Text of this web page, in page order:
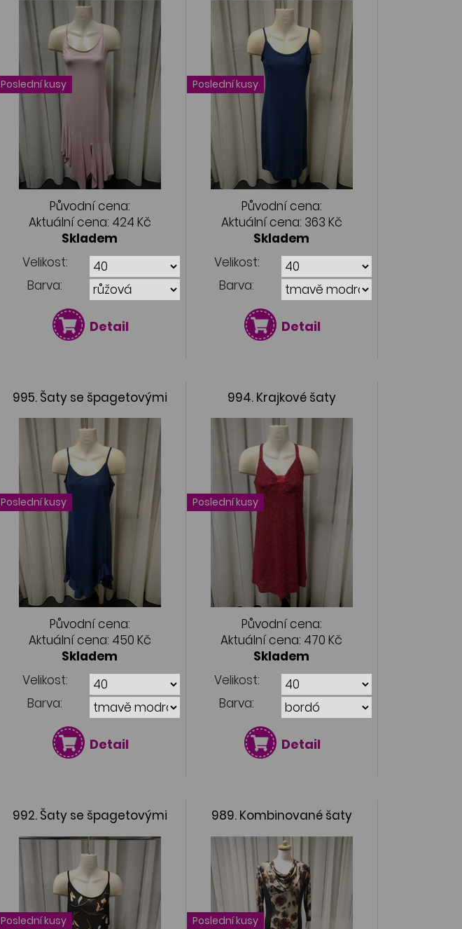
Poslední kusy
Původní cena:
Aktuální cena: 424 Kč
Skladem
Velikost:
Barva:
Detail
Poslední kusy
Původní cena:
Aktuální cena: 363 Kč
Skladem
Velikost:
Barva:
Detail
995. Šaty se špagetovými
ramínky
Poslední kusy
Původní cena:
Aktuální cena: 450 Kč
Skladem
Velikost:
Barva:
Detail
994. Krajkové šaty
Poslední kusy
Původní cena:
Aktuální cena: 470 Kč
Skladem
Velikost:
Barva:
Detail
992. Šaty se špagetovými
ramínky
Poslední kusy
989. Kombinované šaty
Poslední kusy